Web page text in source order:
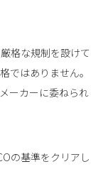
格な規制を設けて
ではありません。
ーカーに委ねられ
の基準をクリアし